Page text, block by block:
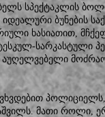
სპექტაკლის
ბუნების
ხასიათით,
სარკასტული
აუღელვებელი
მათი როლი,